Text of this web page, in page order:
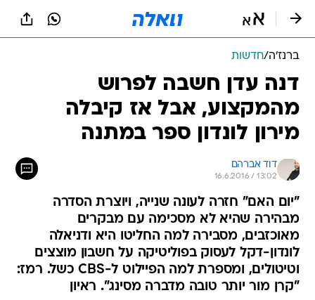
ברנז'ה/חדשות
דנה עדן חשבה לפרוש
מהמקצוע, אבל אז קיבלה
מירון לונדון ספר במתנה
דוד אברהם
16.6.2016 / 13:02
"יום האם" חזרה לעונה שנייה, ויוצרת הסדרה
מבהירה שהיא לא מסכימה עם מבקרים
מאוכזבים, מסבירה למה החליטו היא ודניאלה
לונדון-דקל לעסוק בפוליטיקה על חשבון מוצצים
וטיטולים, ומספרת למה הפיילוט ל-CBS כשל. רמז:
"קרן מור יותר טובה מדברה מסינג". ראיון